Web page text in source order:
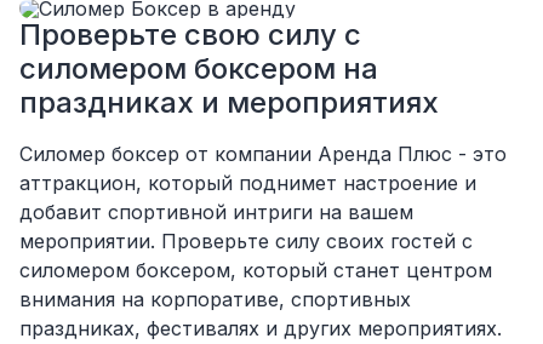
Проверьте свою силу с
силомером боксером на
праздниках и мероприятиях
Силомер боксер от компании Аренда Плюс - это
аттракцион, который поднимет настроение и
добавит спортивной интриги на вашем
мероприятии. Проверьте силу своих гостей с
силомером боксером, который станет центром
внимания на корпоративе, спортивных
праздниках, фестивалях и других мероприятиях.